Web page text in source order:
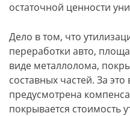
остаточной ценности
Дело в том, что
переработки авто,
виде металлолома,
составных частей. За
предусмотрена
покрывается стоимость